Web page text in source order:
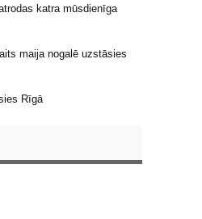
katra mūsdienīga
maija nogalē uzstāsies
Rīgā